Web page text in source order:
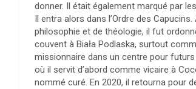
donner. Il était également marqué par
Il entra alors dans l’Ordre des
philosophie et de théologie, il fut
couvent à Biała Podlaska, surtout
missionnaire dans un centre pour
où il servit d’abord comme vicaire à
nommé curé. En 2020, il retourna pour